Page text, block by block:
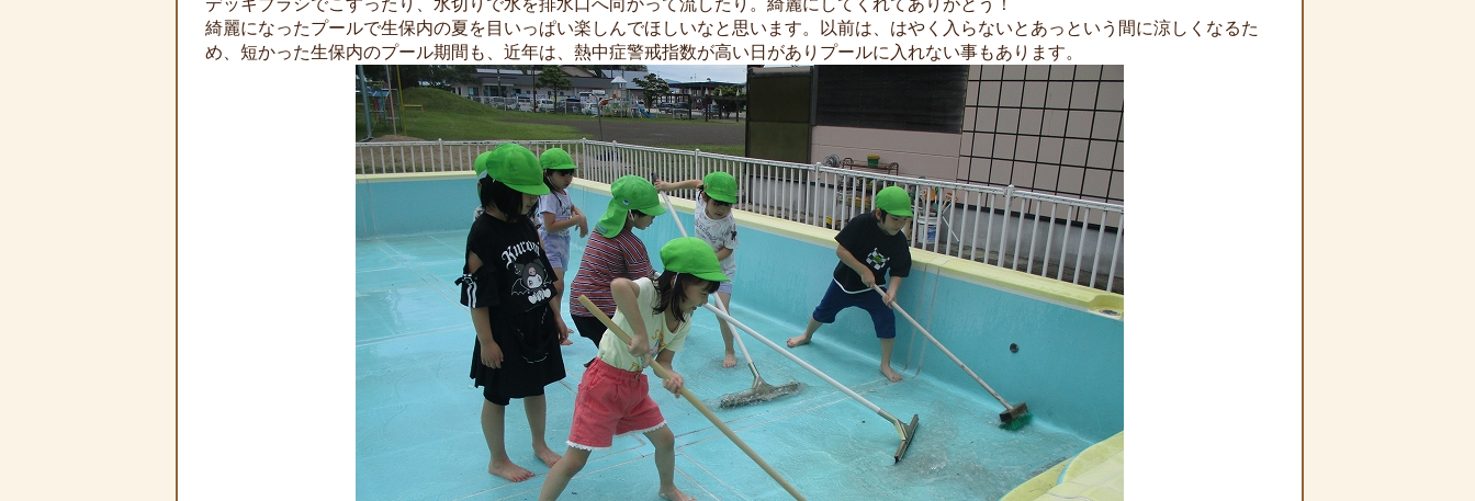
デッキブラシでこすったり、水切りで水を排水口へ向かって流したり。綺麗にしてくれてありがとう！
綺麗になったプールで生保内の夏を目いっぱい楽しんでほしいなと思います。以前は、はやく入らないとあっという間に涼しくなるた
め、短かった生保内のプール期間も、近年は、熱中症警戒指数が高い日がありプールに入れない事もあります。